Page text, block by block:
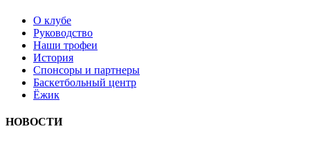
О клубе
Руководство
Наши трофеи
История
Спонсоры и партнеры
Баскетбольный центр
Ёжик
НОВОСТИ